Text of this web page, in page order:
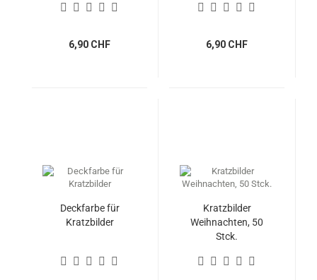
6,90 CHF 6,90 CHF
Deckfarbe für
Kratzbilder
Kratzbilder
Weihnachten, 50
Stck.